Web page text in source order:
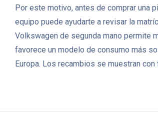
Por este motivo, antes de comprar una
equipo puede ayudarte a revisar la
Volkswagen de segunda mano permite
favorece un modelo de consumo más
Europa. Los recambios se muestran